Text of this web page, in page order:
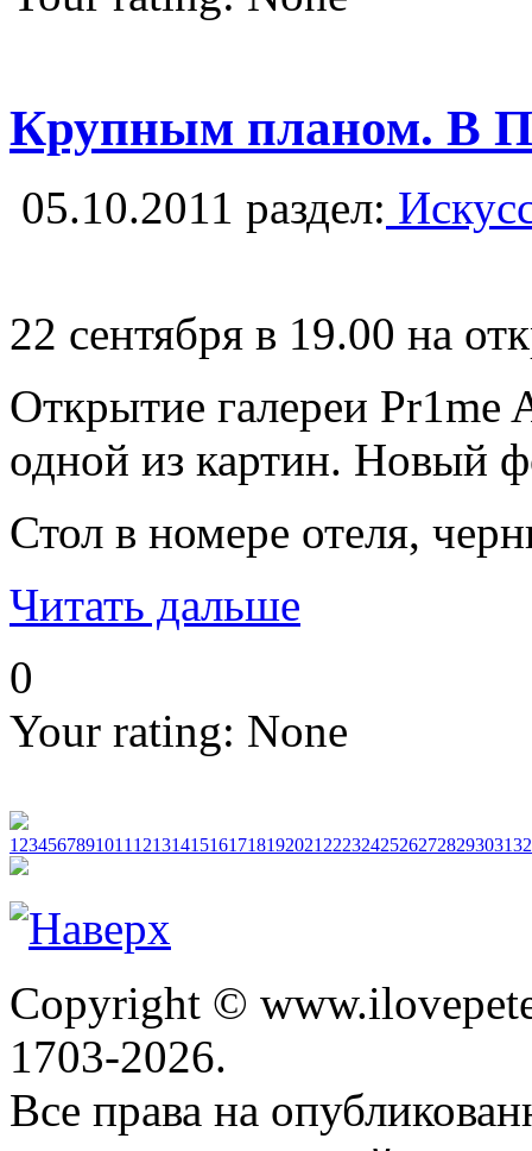
Крупным планом. В
05.10.2011 раздел:
22 сентября в 19.00 на
Открытие галереи
одной из картин. Новый
Стол в номере отеля,
Читать дальше
0
Your rating: None
1 234567891011 12131415161718192021 2223242526272829303132
Copyright ©
1703-2026.
Все права на